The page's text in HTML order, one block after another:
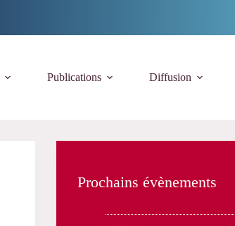
Publications Diffusion
Prochains évènements